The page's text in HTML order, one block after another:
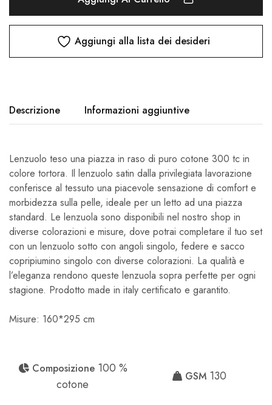
Aggiungi alla lista dei desideri
Descrizione Informazioni aggiuntive
Lenzuolo teso una piazza in raso di puro cotone 300 tc in
colore tortora. Il lenzuolo satin dalla privilegiata lavorazione
conferisce al tessuto una piacevole sensazione di comfort e
morbidezza sulla pelle, ideale per un letto ad una piazza
standard. Le lenzuola sono disponibili nel nostro shop in
diverse colorazioni e misure, dove potrai completare il tuo set
con un lenzuolo sotto con angoli singolo, federe e sacco
copripiumino singolo con diverse colorazioni. La qualità e
l’eleganza rendono queste lenzuola sopra perfette per ogni
stagione. Prodotto made in italy certificato e garantito.
Misure: 160*295 cm
Composizione 100 %
cotone
GSM 130